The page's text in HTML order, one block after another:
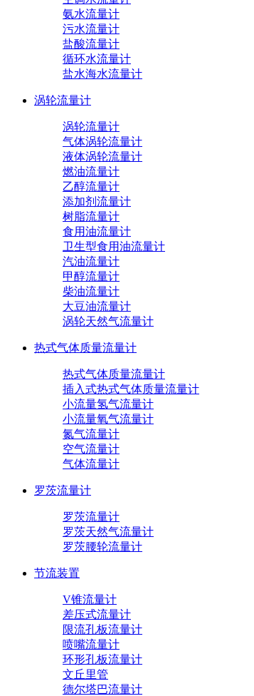
氨水流量计
污水流量计
盐酸流量计
循环水流量计
盐水海水流量计
涡轮流量计
涡轮流量计
气体涡轮流量计
液体涡轮流量计
燃油流量计
乙醇流量计
添加剂流量计
树脂流量计
食用油流量计
卫生型食用油流量计
汽油流量计
甲醇流量计
柴油流量计
大豆油流量计
涡轮天然气流量计
热式气体质量流量计
热式气体质量流量计
插入式热式气体质量流量计
小流量氢气流量计
小流量氧气流量计
氮气流量计
空气流量计
气体流量计
罗茨流量计
罗茨流量计
罗茨天然气流量计
罗茨腰轮流量计
节流装置
V锥流量计
差压式流量计
限流孔板流量计
喷嘴流量计
环形孔板流量计
文丘里管
德尔塔巴流量计